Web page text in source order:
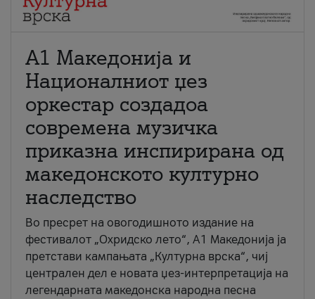
А1 Македонија и
Националниот џез
оркестар создадоа
современа музичка
приказна инспирирана од
македонското културно
наследство
Во пресрет на овогодишното издание на
фестивалот „Охридско лето“, А1 Македонија ја
претстави кампањата „Културна врска“, чиј
централен дел е новата џез-интерпретација на
легендарната македонска народна песна